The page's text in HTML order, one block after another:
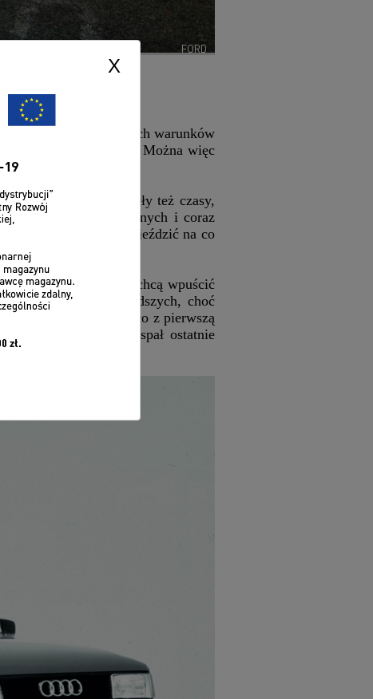
X
FORD
z podstawowych warunków
czasem i 50 latach). Można więc
70. i starsze. To były też czasy,
tworzyw sztucznych i coraz
dało się nimi jeździć na co
wciąż niektórzy nie chcą wpuścić
właścicieli młodszych, choć
klasykami. A co z pierwszą
cóż, chyba przespał ostatnie